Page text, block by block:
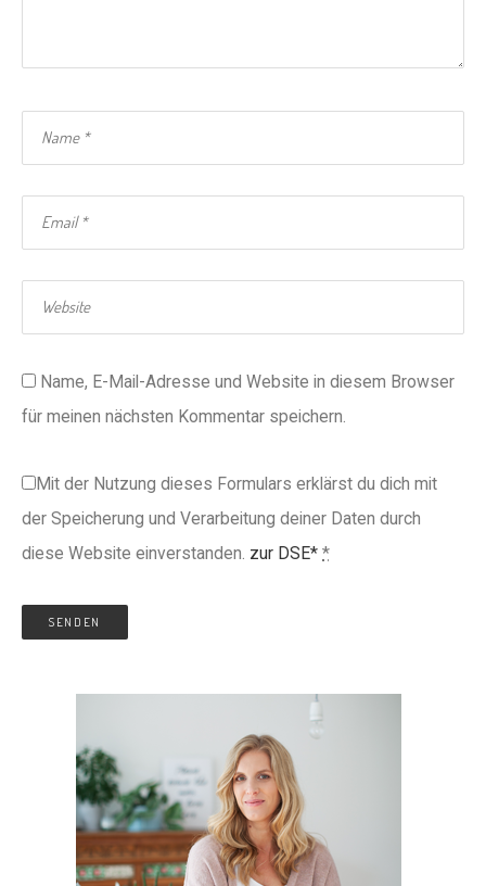
Name, E-Mail-Adresse und Website in diesem Browser
für meinen nächsten Kommentar speichern.
Mit der Nutzung dieses Formulars erklärst du dich mit
der Speicherung und Verarbeitung deiner Daten durch
diese Website einverstanden. zur DSE* *